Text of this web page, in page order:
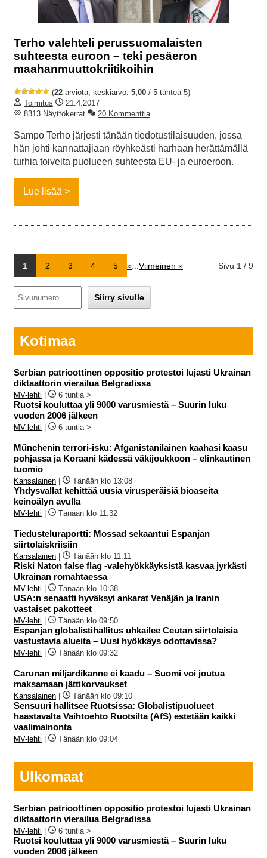
Terho valehteli perussuomalaisten
suhteesta euroon – teki pesäeron
maahanmuuttokriitikoihin
(22 arviota, keskiarvo: 5,00 / 5 tähteä 5)
Toimitus
21.4.2017
8313 Näyttökerrat
20 Kommenttia
Sampo Terho järjesti tänään tiedotustilaisuuden, jossa
hän johti kannattajiaan röyhkeästi harhaan herättämällä
turhia toiveita puolueen suhteesta EU- ja euroeroon.
Lue lisää
Sivu 1 / 9
1 2 3 4 5 » Viimeinen »
Kotimaa
Serbian patrioottinen oppositio protestoi lujasti Ukrainan
diktaattorin vierailua Belgradissa
MV-lehti 6 tuntia >
Ruotsi kouluttaa yli 9000 varusmiestä – Suurin luku
vuoden 2006 jälkeen
MV-lehti 6 tuntia >
Münchenin terrori-isku: Afganistanilainen kaahasi kaasu
pohjassa ja Koraani kädessä väkijoukkoon – elinkautinen
tuomio
Kansalainen Tänään klo 13:08
Yhdysvallat kehittää uusia virusperäisiä bioaseita
keinoälyn avulla
MV-lehti Tänään klo 11:32
Tiedusteluraportti: Mossad sekaantui Espanjan
siirtolaiskriisiin
Kansalainen Tänään klo 11:11
Riski Naton false flag -valehyökkäyksistä kasvaa jyrkästi
Ukrainan romahtaessa
MV-lehti Tänään klo 10:38
USA:n senaatti hyväksyi ankarat Venäjän ja Iranin
vastaiset pakotteet
MV-lehti Tänään klo 09:50
Espanjan globalistihallitus uhkailee Ceutan siirtolaisia
vastustavia alueita – Uusi hyökkäys odottavissa?
MV-lehti Tänään klo 09:32
Carunan miljardikanne ei kaadu – Suomi voi joutua
maksamaan jättikorvaukset
Kansalainen Tänään klo 09:10
Sensuuri hallitsee Ruotsissa: Globalistipuolueet
haastavalta Vaihtoehto Ruotsilta (AfS) estetään kaikki
vaalimainonta
MV-lehti Tänään klo 09:04
Ulkomaat
Serbian patrioottinen oppositio protestoi lujasti Ukrainan
diktaattorin vierailua Belgradissa
MV-lehti 6 tuntia >
Ruotsi kouluttaa yli 9000 varusmiestä – Suurin luku
vuoden 2006 jälkeen